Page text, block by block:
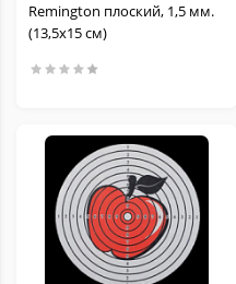
Remington плоский, 1,5 мм.
(13,5х15 см)